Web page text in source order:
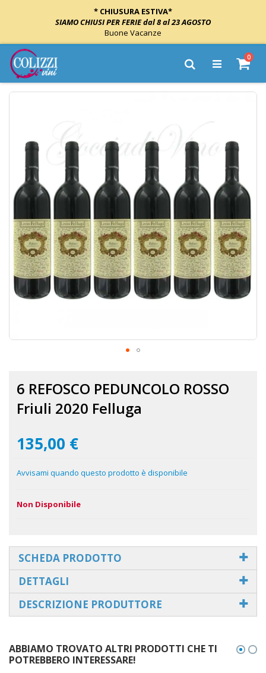
* CHIUSURA ESTIVA*
SIAMO CHIUSI PER FERIE dal 8 al 23 AGOSTO
Buone Vacanze
Salta
al
contenuto
Cart
0
Cerca
Vai
galleria
della
galleria
immagini
6 REFOSCO PEDUNCOLO ROSSO
Friuli 2020 Felluga
135,00 €
Avvisami quando questo prodotto è disponibile
Non Disponibile
SCHEDA PRODOTTO
DETTAGLI
DESCRIZIONE PRODUTTORE
ABBIAMO TROVATO ALTRI PRODOTTI CHE TI
POTREBBERO INTERESSARE!